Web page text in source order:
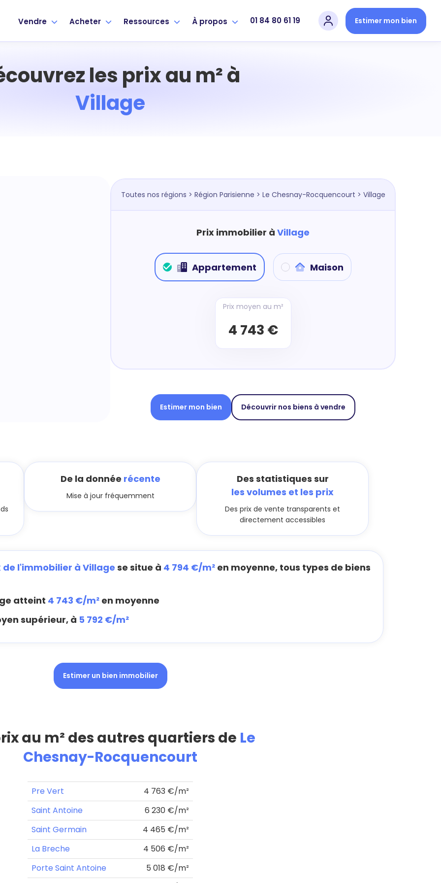
Vendre Acheter Ressources À propos 01 84 80 61 19 Estimer mon bien
les prix au m² à
Village
Toutes nos régions > Région Parisienne > Le Chesnay-Rocquencourt > Village
Prix immobilier à Village
Appartement Maison
Prix moyen au m²
4 743 €
Estimer mon bien Découvrir nos biens à vendre
De la donnée récente
Mise à jour fréquemment
Des statistiques sur
les volumes et les prix
Des prix de vente transparents et
directement accessibles
de l'immobilier à Village se situe à 4 794 €/m² en moyenne, tous types de biens
atteint 4 743 €/m² en moyenne
supérieur, à 5 792 €/m²
Estimer un bien immobilier
au m² des autres quartiers de Le
Chesnay-Rocquencourt
Pre Vert
4 763 €/m²
Saint Antoine
6 230 €/m²
Saint Germain
4 465 €/m²
La Breche
4 506 €/m²
Porte Saint Antoine
5 018 €/m²